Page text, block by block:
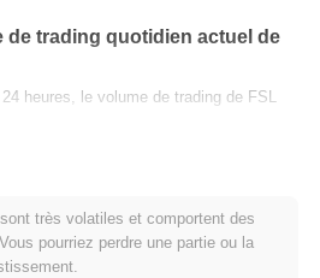
de trading quotidien actuel de
heures, le volume de trading de FSL
de la fourchette de prix de
:€384.54
:€0.00
très volatiles et comportent des
pourriez perdre une partie ou la